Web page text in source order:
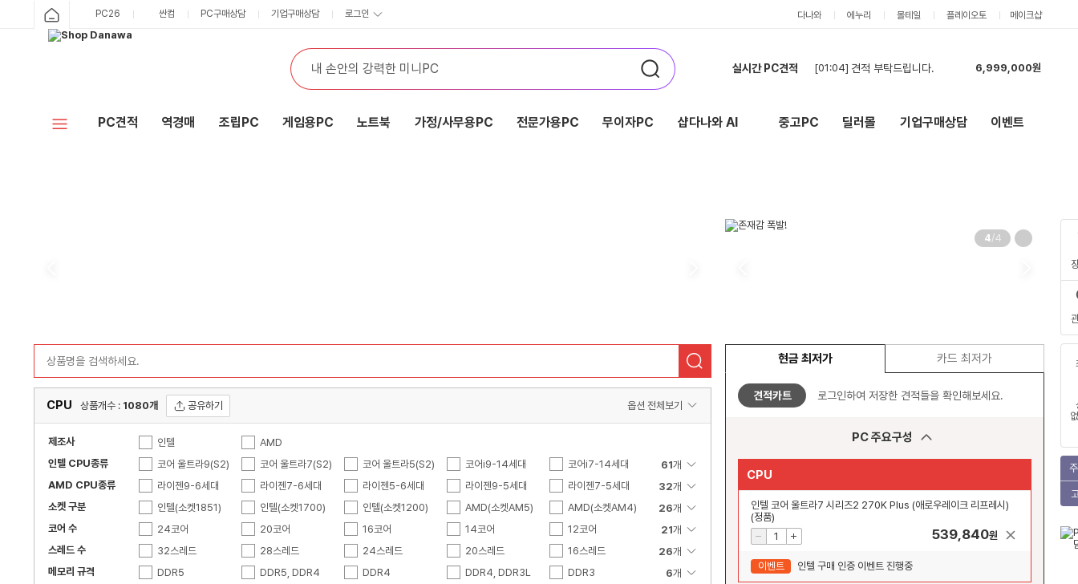
PC26 싼컴 PC구매상담 기업구매상담 로그인 다나와 에누리 몰테일 플레이오토 메이크샵
실시간 PC견적 [01:04] 견적 부탁드립니다.
6,999,000원
[22:01]
2,179,000원
5,404,000원
PC견적 역경매 조립PC 게임용PC 노트북 가정/사무용PC 전문가용PC 무이자PC 샵다나와 AI 중고PC 딜러몰 기업구매상담 이벤트
1/4
검
색
CPU 상품개수 : 1080개 공유하기 옵션 전체보기
제조사 인텔
AMD
인텔 CPU종류
61개
코어 울트라9(S2) 코어 울트라7(S2) 코어 울트라5(S2) 코어i9-14세대
코어i7-14세대
코어i5-14세대
코어i3-14세대 코어i9-13세대 코어i7-13세대
코어i5-13세대
코어i3-13세대
프로세서 코어i9-12세대 코어i7-12세대
코어i5-12세대
코어i3-12세대
코어i9-11세대 코어i7-11세대 코어i5-11세대
코어i9-10세대
코어i7-10세대
코어i5-10세대 코어i3-10세대 코어X-시리즈
코어i9-9세대
코어i7-9세대
코어i5-9세대 코어i3-9세대 코어i7-8세대
코어i5-8세대
AMD CPU종류 32개
라이젠9-6세대 라이젠7-6세대 라이젠5-6세대 라이젠9-5세대
라이젠7-5세대
라이젠5-5세대
라이젠7-4세대 라이젠5-4세대 라이젠9-4세대
라이젠3-4세대
라이젠9-3세대
라이젠7-3세대 라이젠5-3세대 라이젠3-3세대
라이젠 스레드리퍼 P
RO
라이젠 스레드리퍼 라이젠9 PRO 라이젠7 PRO 라이젠5 PRO
라이젠3 PRO
애슬론 APU
EPYC 라이젠7-2세대 라이젠5-2세대
라이젠3-2세대
소켓 구분 26개
인텔(소켓1851) 인텔(소켓1700) 인텔(소켓1200) AMD(소켓AM5)
AMD(소켓AM4)
인텔(소켓4677)
인텔(소켓4189) 인텔(소켓3647) 인텔(소켓2066)
인텔(소켓1151v2)
인텔(소켓1151)
인텔(소켓2011-V3) 인텔(소켓2011) 인텔(소켓1366)
인텔(소켓1150)
인텔(소켓1155)
인텔(소켓1156) 인텔(소켓775) AMD(소켓sTR5)
AMD(소켓sWRX8)
코어 수 21개
24코어 20코어 16코어 14코어
12코어
10코어
8코어 6코어 4코어
96코어
64코어
48코어 40코어 38코어
36코어
스레드 수 26개
32스레드 28스레드 24스레드 20스레드
16스레드
14스레드
12스레드 10스레드 8스레드
192스레드
메모리 규격 6개
DDR5 DDR5, DDR4 DDR4 DDR4, DDR3L
DDR3
현금 최저가 카드 최저가
견적카트 로그인하여 저장한 견적들을 확인해보세요.
PC 주요구성
CPU
인텔 코어 울트라7 시리즈2 270K Plus (애로우레이크 리프레시)
(정품)
539,840원
이벤트 인텔 구매 인증 이벤트 진행중